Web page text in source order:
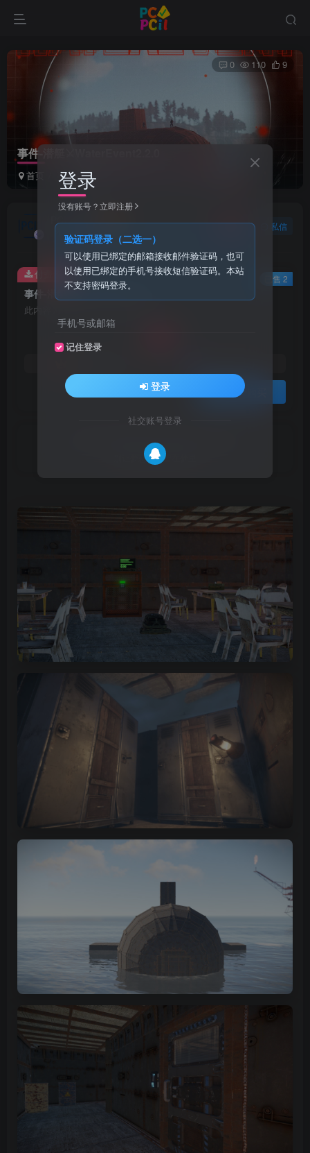
事件-潜艇⚔️WaterEvent2.2.0
首页 事件 正文
0 110 9
PCI1
1个月前发布
关注 私信
事件-潜艇⚔️WaterEvent2.2.0
此内容为付费资源，请付费后查看
登录购买
付费资源 已售 2
Do not let dream just be your dream.
别让梦想只停留在梦里
登录
没有账号？立即注册
验证码登录（二选一）
可以使用已绑定的邮箱接收邮件验证码，也可
以使用已绑定的手机号接收短信验证码。本站
不支持密码登录。
手机号或邮箱
记住登录
登录
社交账号登录